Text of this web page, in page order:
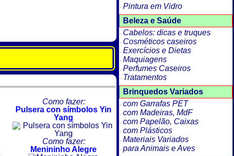
Como fazer:
Pulsera con símbolos Yin
Yang
Como fazer:
Menininho Alegre
Pintura em Vidro
Beleza e Saúde
Cabelos: dicas e truques
Cosméticos caseiros
Exercícios e Dietas
Maquiagens
Perfumes Caseiros
Tratamentos
Brinquedos Variados
com Garrafas PET
com Madeiras, MdF
com Papelão, Caixas
com Plásticos
Materiais Variados
para Animais e Aves